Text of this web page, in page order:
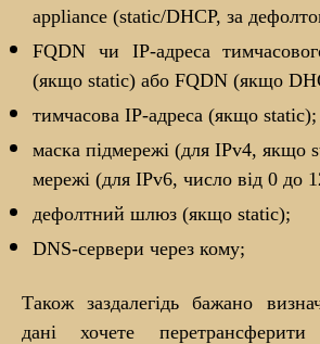
appliance (static/DHCP, за
FQDN чи IP-адреса
(якщо static) або FQDN (якщо
тимчасова IP-адреса (якщо static);
маска підмережі (для IPv4, якщо
мережі (для IPv6, число від 0 до
дефолтний шлюз (якщо static);
DNS-сервери через кому;
Також заздалегідь бажано
дані хочете